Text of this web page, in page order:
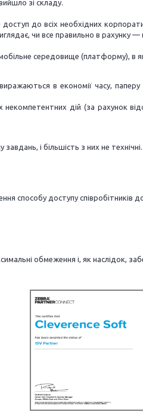
зі складу.
до всіх необхідних
чи все правильно в рахунку —
середовище (платформу), в
в економії часу,
некомпетентних дій (за рахунок
і більшість з них не
способу доступу співробітників
обмеження і, як наслідок,